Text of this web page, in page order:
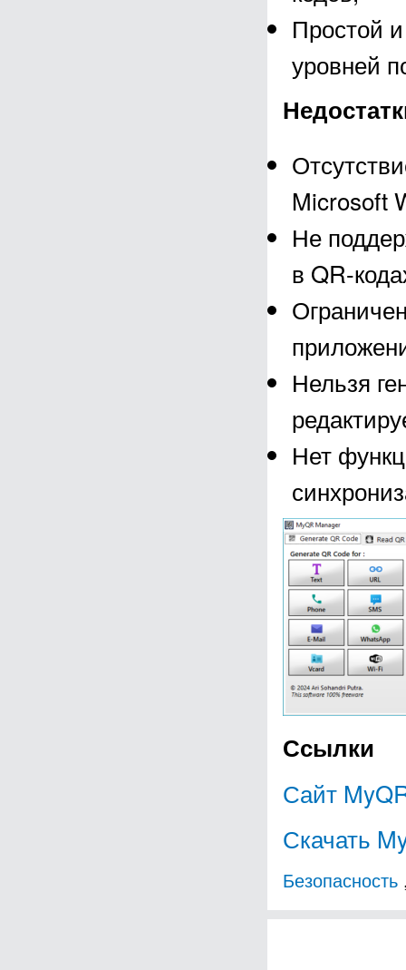
Простой
уровней
Microsoft
Не
в QR-
Нельзя
Нет
Ссылки
Сайт
Скачать
Безопасность